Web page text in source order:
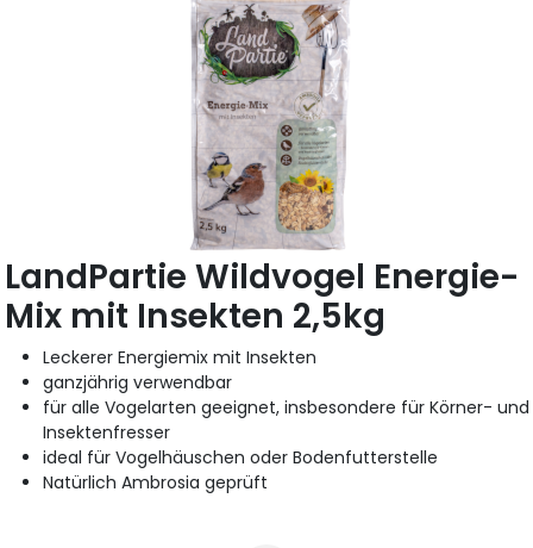
LandPartie Wildvogel Energie-
Mix mit Insekten 2,5kg
Leckerer Energiemix mit Insekten
ganzjährig verwendbar
für alle Vogelarten geeignet, insbesondere für Körner- und
Insektenfresser
ideal für Vogelhäuschen oder Bodenfutterstelle
Natürlich Ambrosia geprüft